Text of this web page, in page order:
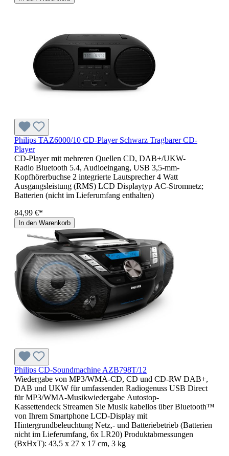
Philips TAZ6000/10 CD-Player Schwarz Tragbarer CD-
Player
CD-Player mit mehreren Quellen CD, DAB+/UKW-
Radio Bluetooth 5.4, Audioeingang, USB 3,5-mm-
Kopfhörerbuchse 2 integrierte Lautsprecher 4 Watt
Ausgangsleistung (RMS) LCD Displaytyp AC-Stromnetz;
Batterien (nicht im Lieferumfang enthalten)
84,99 €*
In den Warenkorb
Philips CD-Soundmachine AZB798T/12
Wiedergabe von MP3/WMA-CD, CD und CD-RW DAB+,
DAB und UKW für umfassenden Radiogenuss USB Direct
für MP3/WMA-Musikwiedergabe Autostop-
Kassettendeck Streamen Sie Musik kabellos über Bluetooth™
von Ihrem Smartphone LCD-Display mit
Hintergrundbeleuchtung Netz,- und Batteriebetrieb (Batterien
nicht im Lieferumfang, 6x LR20) Produktabmessungen
(BxHxT): 43,5 x 27 x 17 cm, 3 kg